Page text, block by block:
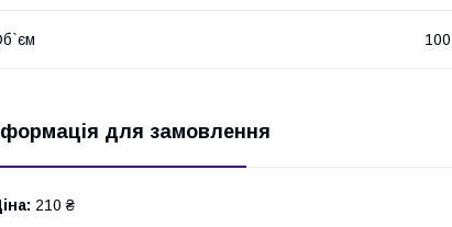
для замовлення
210 ₴